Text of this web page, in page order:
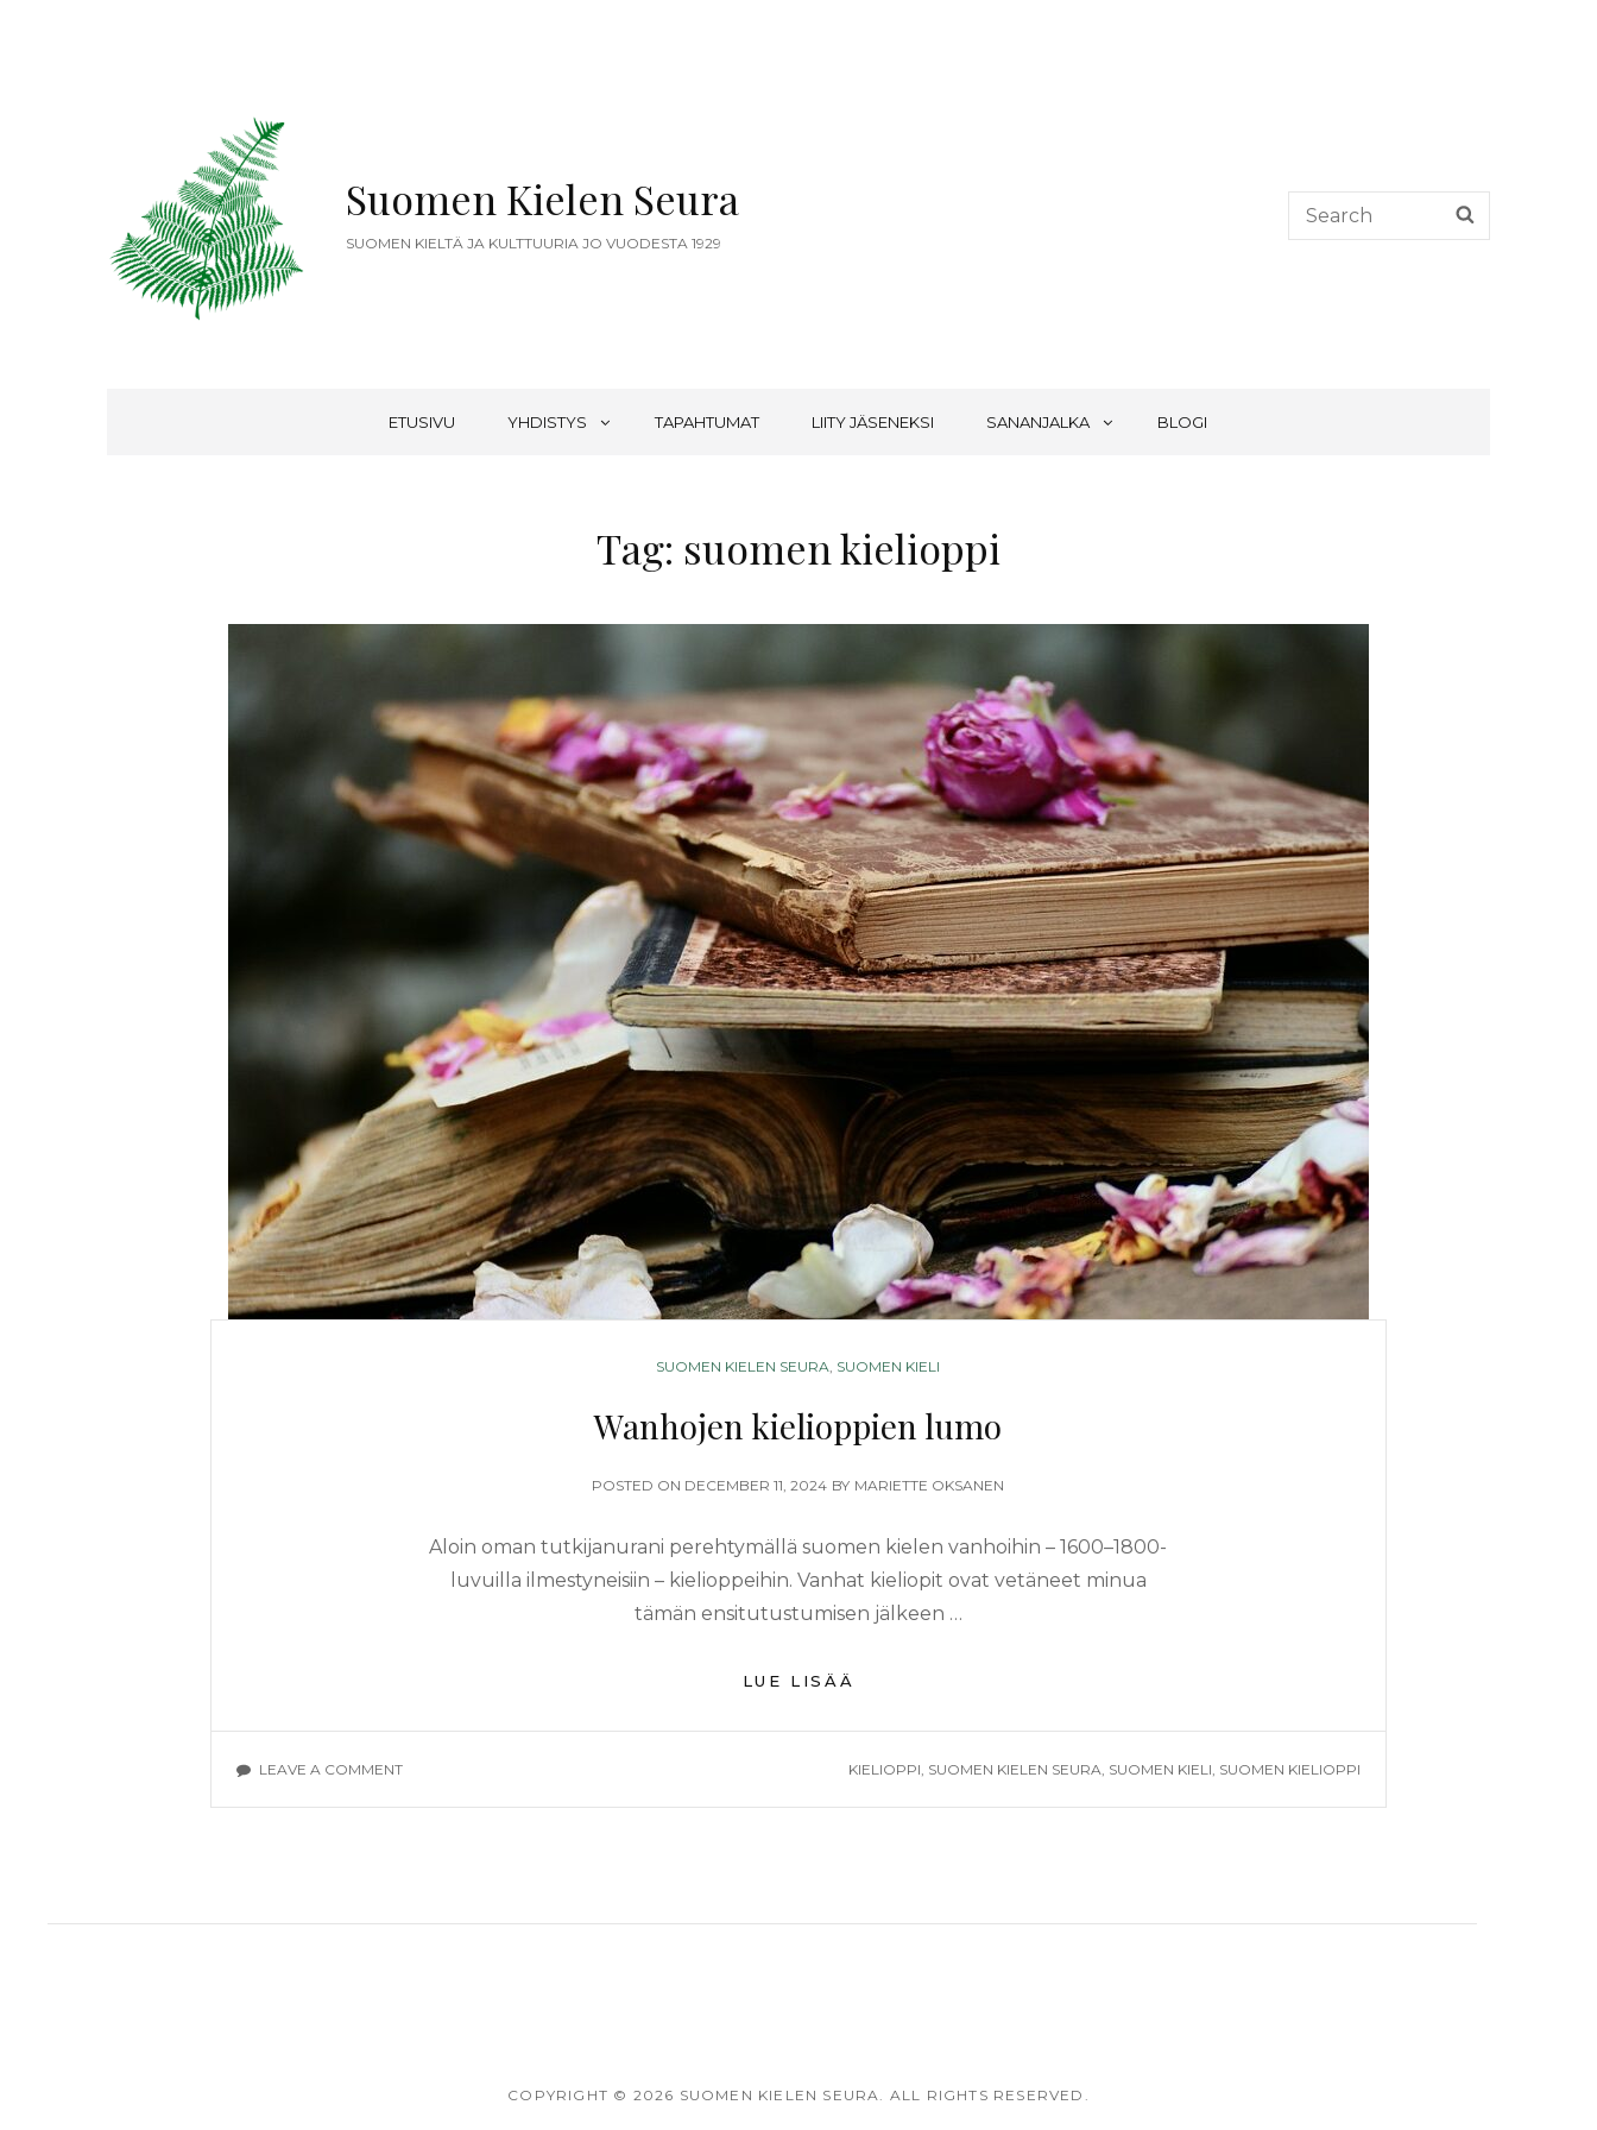
Suomen Kielen Seura
SUOMEN KIELTÄ JA KULTTUURIA JO VUODESTA 1929
Search
for:
ETUSIVU YHDISTYS TAPAHTUMAT LIITY JÄSENEKSI SANANJALKA BLOGI
Tag: suomen kielioppi
CATEGORIES
SUOMEN KIELEN SEURA, SUOMEN KIELI
Wanhojen kielioppien lumo
POSTED ON POSTED
DECEMBER 11, 2024 BY MARIETTE OKSANEN
Aloin oman tutkijanurani perehtymällä suomen kielen vanhoihin – 1600–1800-
luvuilla ilmestyneisiin – kielioppeihin. Vanhat kieliopit ovat vetäneet minua
tämän ensitutustumisen jälkeen …
LUE LISÄÄ
LUMO
LEAVE A COMMENTON
TAGS
KIELIOPPI, SUOMEN KIELEN SEURA, SUOMEN KIELI, SUOMEN KIELIOPPI
COPYRIGHT © 2026 SUOMEN KIELEN SEURA. ALL RIGHTS RESERVED.